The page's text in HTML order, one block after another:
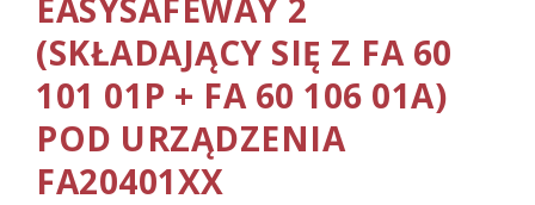
EASYSAFEWAY 2
(SKŁADAJĄCY SIĘ Z FA 60
101 01P + FA 60 106 01A)
POD URZĄDZENIA
FA20401XX